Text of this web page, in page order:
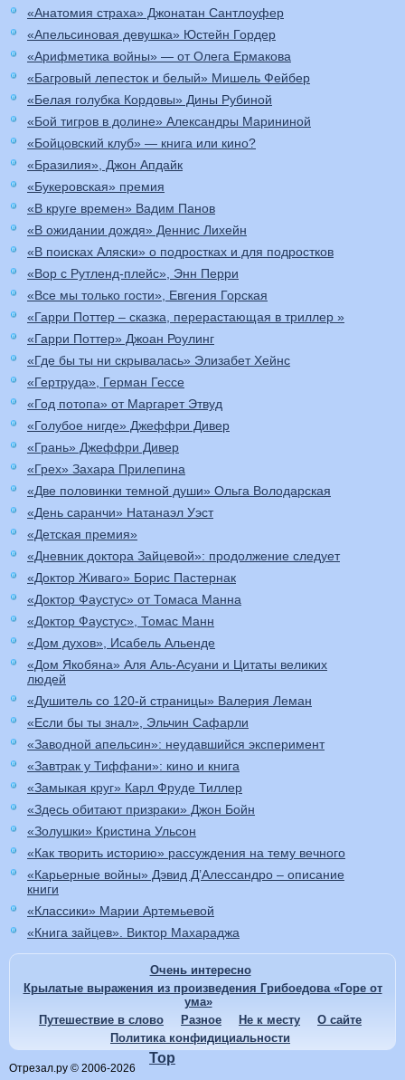
«Анатомия страха» Джонатан Сантлоуфер
«Апельсиновая девушка» Юстейн Гордер
«Арифметика войны» — от Олега Ермакова
«Багровый лепесток и белый» Мишель Фейбер
«Белая голубка Кордовы» Дины Рубиной
«Бой тигров в долине» Александры Марининой
«Бойцовский клуб» — книга или кино?
«Бразилия», Джон Апдайк
«Букеровская» премия
«В круге времен» Вадим Панов
«В ожидании дождя» Деннис Лихейн
«В поисках Аляски» о подростках и для подростков
«Вор с Рутленд-плейс», Энн Перри
«Все мы только гости», Евгения Горская
«Гарри Поттер – сказка, перерастающая в триллер »
«Гарри Поттер» Джоан Роулинг
«Где бы ты ни скрывалась» Элизабет Хейнс
«Гертруда», Герман Гессе
«Год потопа» от Маргарет Этвуд
«Голубое нигде» Джеффри Дивер
«Грань» Джеффри Дивер
«Грех» Захара Прилепина
«Две половинки темной души» Ольга Володарская
«День саранчи» Натанаэл Уэст
«Детская премия»
«Дневник доктора Зайцевой»: продолжение следует
«Доктор Живаго» Борис Пастернак
«Доктор Фаустус» от Томаса Манна
«Доктор Фаустус», Томас Манн
«Дом духов», Исабель Альенде
«Дом Якобяна» Аля Аль-Асуани и Цитаты великих
людей
«Душитель со 120-й страницы» Валерия Леман
«Если бы ты знал», Эльчин Сафарли
«Заводной апельсин»: неудавшийся эксперимент
«Завтрак у Тиффани»: кино и книга
«Замыкая круг» Карл Фруде Тиллер
«Здесь обитают призраки» Джон Бойн
«Золушки» Кристина Ульсон
«Как творить историю» рассуждения на тему вечного
«Карьерные войны» Дэвид Д’Алессандро – описание
книги
«Классики» Марии Артемьевой
«Книга зайцев». Виктор Махараджа
Очень интересно
Крылатые выражения из произведения Грибоедова «Горе от
ума»
Путешествие в слово
Разное Не к месту
О сайте
Политика конфидициальности
Отрезал.ру © 2006-2026
Top